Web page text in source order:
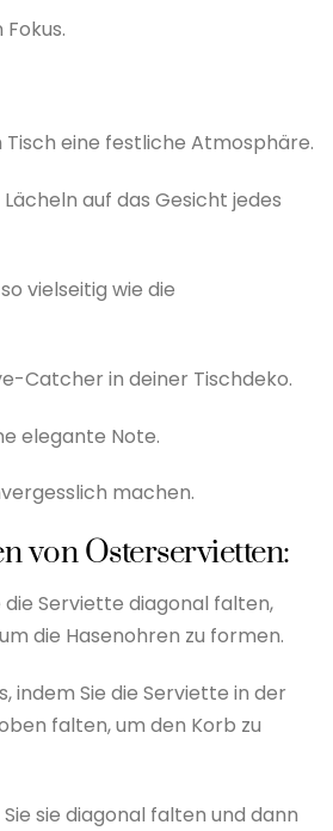
eine festliche Atmosphäre.
auf das Gesicht jedes
vielseitig wie die
Catcher in deiner Tischdeko.
elegante Note.
machen.
von Osterservietten:
die Serviette diagonal falten,
die Hasenohren zu formen.
indem Sie die Serviette in der
falten, um den Korb zu
sie diagonal falten und dann